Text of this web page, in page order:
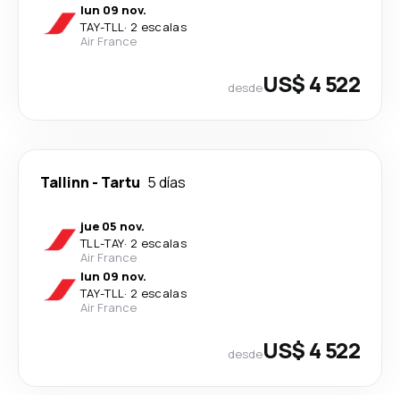
lun 09 nov.
TAY-TLL· 2 escalas
Air France
desdeUS$ 4 522
Tallinn - Tartu 5 días
jue 05 nov.
TLL-TAY· 2 escalas
Air France
lun 09 nov.
TAY-TLL· 2 escalas
Air France
desdeUS$ 4 522